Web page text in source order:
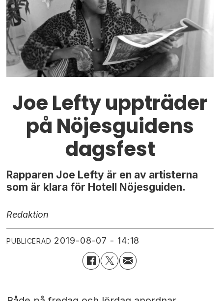
Joe Lefty uppträder
på Nöjesguidens
dagsfest
Rapparen Joe Lefty är en av artisterna
som är klara för Hotell Nöjesguiden.
Redaktion
PUBLICERAD 2019-08-07 - 14:18